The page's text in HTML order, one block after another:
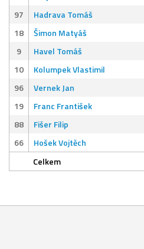
97
Hadrava Tomáš
18
Šimon Matyáš
9
Havel Tomáš
10
Kolumpek Vlastimil
96
Vernek Jan
19
Franc František
88
Fišer Filip
66
Hošek Vojtěch
Celkem